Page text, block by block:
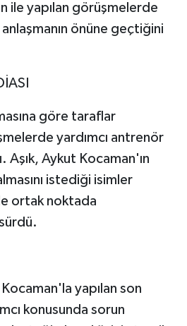
ile yapılan görüşmelerde
önüne geçtiğini
göre taraflar
yardımcı antrenör
Aşık, Aykut Kocaman'ın
istediği isimler
ortak noktada
yapılan son
konusunda sorun